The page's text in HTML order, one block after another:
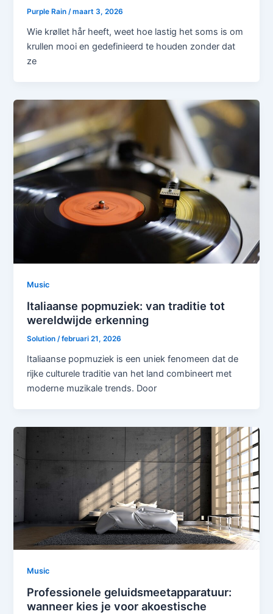
Purple Rain/maart 3, 2026
Wie krøllet hår heeft, weet hoe lastig het soms is om
krullen mooi en gedefinieerd te houden zonder dat
ze
Music
Italiaanse popmuziek: van traditie tot
wereldwijde erkenning
Solution/februari 21, 2026
Italiaanse popmuziek is een uniek fenomeen dat de
rijke culturele traditie van het land combineert met
moderne muzikale trends. Door
Music
Professionele geluidsmeetapparatuur:
wanneer kies je voor akoestische